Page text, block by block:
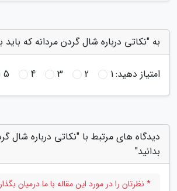
به "نکاتی درباره شال گردن مردانه که باید
امتیاز دهید:1
2
3
4
5
دیدگاه های مرتبط با "نکاتی درباره شال
بدانید"
* نظرتان را در مورد این مقاله با ما درمیان